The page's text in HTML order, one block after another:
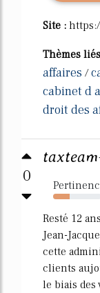
Site :
Thèmes
affaires /
cabinet d
droit des
0
34%
Resté 12
Jean-
cette
clients
le biais